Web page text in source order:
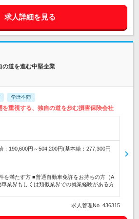
求人詳細を見る
の道を進む中堅企業
学歴不問
を重視する、独自の道を歩む損害保険会社
：190,600円～504,200円(基本給：277,300円
を満たす方 ■普通自動車免許をお持ちの方（A
業界もしくは類似業界での就業経験がある方
求人管理No. 436315